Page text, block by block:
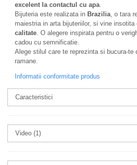
excelent la contactul cu apa.
Bijuteria este realizata in Brazilia, o tara
maiestria in arta bijuteriilor, si vine insotita
calitate. O alegere inspirata pentru o
cadou cu semnificatie.
Alege stilul care te reprezinta si bucura-te
ramane.
Informatii conformitate produs
Caracteristici
Video (1)